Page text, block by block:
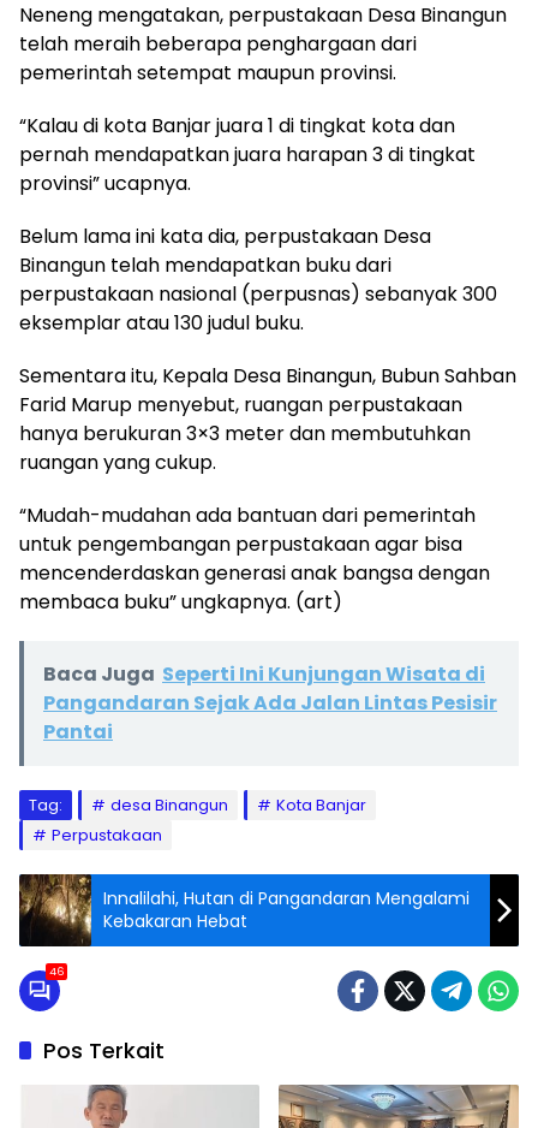
Neneng mengatakan, perpustakaan Desa Binangun
telah meraih beberapa penghargaan dari
pemerintah setempat maupun provinsi.
“Kalau di kota Banjar juara 1 di tingkat kota dan
pernah mendapatkan juara harapan 3 di tingkat
provinsi” ucapnya.
Belum lama ini kata dia, perpustakaan Desa
Binangun telah mendapatkan buku dari
perpustakaan nasional (perpusnas) sebanyak 300
eksemplar atau 130 judul buku.
Sementara itu, Kepala Desa Binangun, Bubun Sahban
Farid Marup menyebut, ruangan perpustakaan
hanya berukuran 3×3 meter dan membutuhkan
ruangan yang cukup.
“Mudah-mudahan ada bantuan dari pemerintah
untuk pengembangan perpustakaan agar bisa
mencenderdaskan generasi anak bangsa dengan
membaca buku” ungkapnya. (art)
Baca Juga Seperti Ini Kunjungan Wisata di
Pangandaran Sejak Ada Jalan Lintas Pesisir
Pantai
Tag: desa Binangun
Kota Banjar
Perpustakaan
Innalilahi, Hutan di Pangandaran Mengalami
Kebakaran Hebat
46
Pos Terkait